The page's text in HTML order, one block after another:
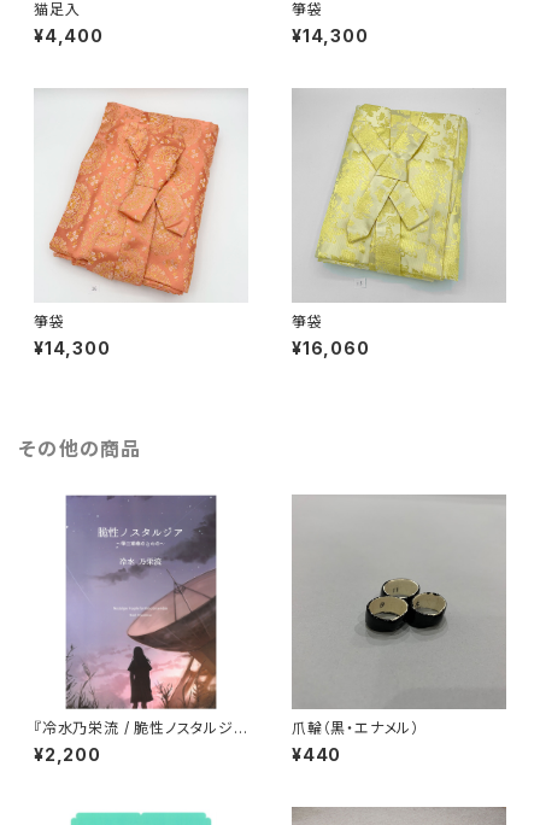
猫足入
¥4,400
箏袋
¥14,300
箏袋
¥14,300
箏袋
¥16,060
その他の商品
『冷水乃栄流 / 脆性ノスタルジ
ア』
¥2,200
爪輪（黒・エナメル）
¥440